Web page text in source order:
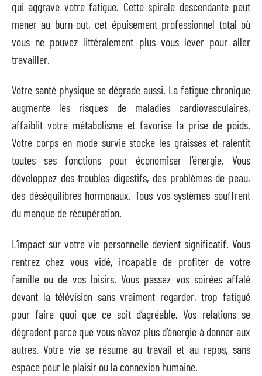
qui aggrave votre fatigue. Cette spirale descendante peut
mener au burn-out, cet épuisement professionnel total où
vous ne pouvez littéralement plus vous lever pour aller
travailler.
Votre santé physique se dégrade aussi. La fatigue chronique
augmente les risques de maladies cardiovasculaires,
affaiblit votre métabolisme et favorise la prise de poids.
Votre corps en mode survie stocke les graisses et ralentit
toutes ses fonctions pour économiser l’énergie. Vous
développez des troubles digestifs, des problèmes de peau,
des déséquilibres hormonaux. Tous vos systèmes souffrent
du manque de récupération.
L’impact sur votre vie personnelle devient significatif. Vous
rentrez chez vous vidé, incapable de profiter de votre
famille ou de vos loisirs. Vous passez vos soirées affalé
devant la télévision sans vraiment regarder, trop fatigué
pour faire quoi que ce soit d’agréable. Vos relations se
dégradent parce que vous n’avez plus d’énergie à donner aux
autres. Votre vie se résume au travail et au repos, sans
espace pour le plaisir ou la connexion humaine.